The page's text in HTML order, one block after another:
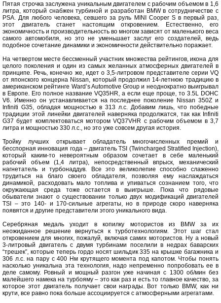
Пятая строчка заслужена уникальным двигателем с рабочим объемом в 1,6
литра, который снабжен турбиной и разработан BMW в сотрудничестве с
PSA. Для любого человека, севшего за руль MINI Сooper S в первый раз,
этот двигатель станет настоящим откровением. Естественно, его
экономичность и производительность во многом зависят от маленького веса
самого автомобиля, но это не уменьшает заслуг его создателей, ведь
подобное сочетание динамики и экономичности действительно поражает.
На четвертом месте бессменный участник множества рейтингов, икона для
целого поколения и один из самых желанных атмосферных двигателей в
принципе. Речь, конечно же, идет о 3,5-литровом представителе серии VQ
от японского концерна Nissan, который продолжил 14-летнюю традицию в
американском рейтинге Ward’s Automotive Group и неоднократно выигрывал
в Европе. Его полное название VQ35HR, а если еще проще, то 3.5L DOHC
V6. Именно он устанавливается на последнее поколение Nissan 350Z и
Infiniti G35, обладая мощностью в 313 л.с. Добавим лишь, что победные
традиции этой линейки двигателей наверняка продолжатся, так как Infiniti
G37 будет комплектоваться мотором VQ37VHR с рабочим объемом в 3,7
литра и мощностью 330 л.с., но это уже совсем другая история.
Тройку лучших открывает обладатель многочисленных премий и
бесспорная инновация года – двигатель TSI (Twincharged Stratified Injection),
который каким-то невероятным образом сочетает в себе маленький
рабочий объем (1,4 литра), непосредственный впрыск, механический
нагнетатель и турбонаддув. Все это великолепие способно слаженно
трудиться на благо своего обладателя, позволяя ему наслаждаться
динамикой, расходовать мало топлива и упиваться сознанием того, что
окружающая среда тоже остается в выигрыше. Пока что рядовые
обыватели знают о существовании только двух модификаций двигателей
TSI – это 140- и 170-сильные агрегаты, но в природе скоро наверняка
появятся и другие представители этого уникального вида.
Серебряная медаль уходит в копилку мотористов из BMW за их
неожиданное решение вернуться к турботехнологиям. Этот шаг стал
откровением для многих, пожалуй, включая самих мотористов. Ну а новый
3-литровый двигатель с двумя турбинами поселили в недрах баварских
“трешек”, которые теперь гордо носят шильдик 335 на крышке багажника и
306 л.с. на пару с 400 Нм крутящего момента под капотом. Чтобы понять
насколько уникальна эта технология, надо непременно попробовать ее в
деле самому. Ровный и мощный разгон уже начиная с 1300 об/мин без
малейшего намека на турбояму – это как раз и есть то главное качество, за
которое этот двигатель получает свои награды. Вот только BMW, как ни
крути, все равно пока больше ассоциируется с атмосферными агрегатами.